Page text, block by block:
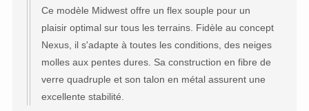
Ce modèle Midwest offre un flex souple pour un
plaisir optimal sur tous les terrains. Fidèle au concept
Nexus, il s'adapte à toutes les conditions, des neiges
molles aux pentes dures. Sa construction en fibre de
verre quadruple et son talon en métal assurent une
excellente stabilité.